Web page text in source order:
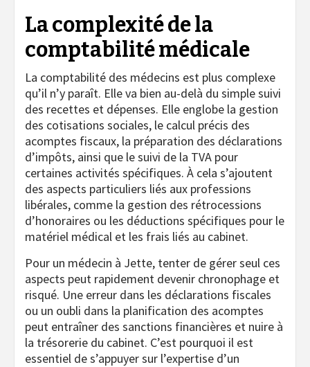
La complexité de la
comptabilité médicale
La comptabilité des médecins est plus complexe
qu’il n’y paraît. Elle va bien au-delà du simple suivi
des recettes et dépenses. Elle englobe la gestion
des cotisations sociales, le calcul précis des
acomptes fiscaux, la préparation des déclarations
d’impôts, ainsi que le suivi de la TVA pour
certaines activités spécifiques. À cela s’ajoutent
des aspects particuliers liés aux professions
libérales, comme la gestion des rétrocessions
d’honoraires ou les déductions spécifiques pour le
matériel médical et les frais liés au cabinet.
Pour un médecin à Jette, tenter de gérer seul ces
aspects peut rapidement devenir chronophage et
risqué. Une erreur dans les déclarations fiscales
ou un oubli dans la planification des acomptes
peut entraîner des sanctions financières et nuire à
la trésorerie du cabinet. C’est pourquoi il est
essentiel de s’appuyer sur l’expertise d’un